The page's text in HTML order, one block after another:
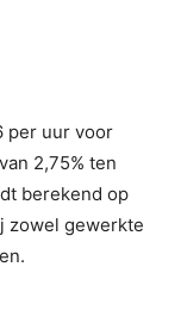
per uur voor
2,75% ten
berekend op
zowel gewerkte